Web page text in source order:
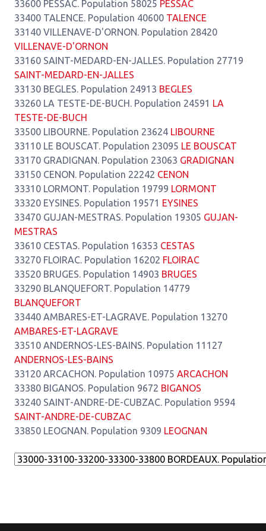
33600 PESSAC. Population 58025 PESSAC
33400 TALENCE. Population 40600 TALENCE
33140 VILLENAVE-D'ORNON. Population 28420
VILLENAVE-D'ORNON
33160 SAINT-MEDARD-EN-JALLES. Population 27719
SAINT-MEDARD-EN-JALLES
33130 BEGLES. Population 24913 BEGLES
33260 LA TESTE-DE-BUCH. Population 24591 LA
TESTE-DE-BUCH
33500 LIBOURNE. Population 23624 LIBOURNE
33110 LE BOUSCAT. Population 23095 LE BOUSCAT
33170 GRADIGNAN. Population 23063 GRADIGNAN
33150 CENON. Population 22242 CENON
33310 LORMONT. Population 19799 LORMONT
33320 EYSINES. Population 19571 EYSINES
33470 GUJAN-MESTRAS. Population 19305 GUJAN-
MESTRAS
33610 CESTAS. Population 16353 CESTAS
33270 FLOIRAC. Population 16202 FLOIRAC
33520 BRUGES. Population 14903 BRUGES
33290 BLANQUEFORT. Population 14779
BLANQUEFORT
33440 AMBARES-ET-LAGRAVE. Population 13270
AMBARES-ET-LAGRAVE
33510 ANDERNOS-LES-BAINS. Population 11127
ANDERNOS-LES-BAINS
33120 ARCACHON. Population 10975 ARCACHON
33380 BIGANOS. Population 9672 BIGANOS
33240 SAINT-ANDRE-DE-CUBZAC. Population 9594
SAINT-ANDRE-DE-CUBZAC
33850 LEOGNAN. Population 9309 LEOGNAN